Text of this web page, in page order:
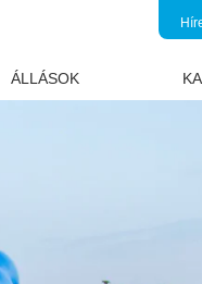
ÁLLÁSOK